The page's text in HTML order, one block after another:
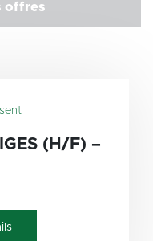
offres
(H/F) –